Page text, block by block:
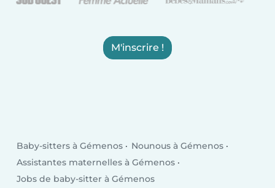
M'inscrire !
Baby-sitters à Gémenos
Nounous à Gémenos
Assistantes maternelles à Gémenos
Jobs de baby-sitter à Gémenos